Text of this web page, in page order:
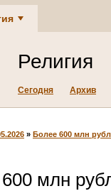
Религия
Сегодня Архив
» Более 600 млн
млн